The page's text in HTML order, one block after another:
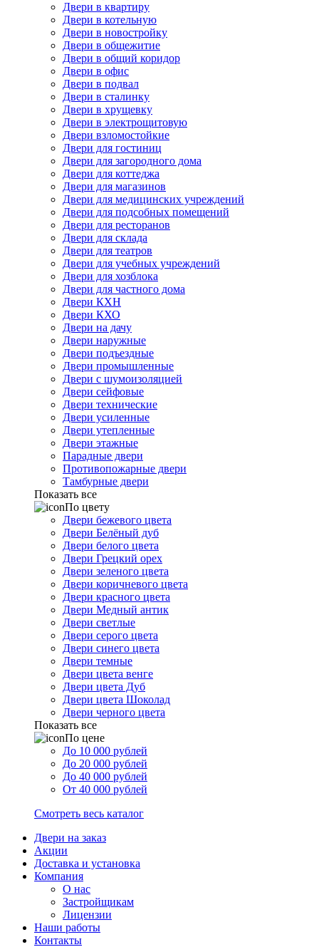
Двери в квартиру
Двери в котельную
Двери в новостройку
Двери в общежитие
Двери в общий коридор
Двери в офис
Двери в подвал
Двери в сталинку
Двери в хрущевку
Двери в электрощитовую
Двери взломостойкие
Двери для гостиниц
Двери для загородного дома
Двери для коттеджа
Двери для магазинов
Двери для медицинских учреждений
Двери для подсобных помещений
Двери для ресторанов
Двери для склада
Двери для театров
Двери для учебных учреждений
Двери для хозблока
Двери для частного дома
Двери КХН
Двери КХО
Двери на дачу
Двери наружные
Двери подъездные
Двери промышленные
Двери с шумоизоляцией
Двери сейфовые
Двери технические
Двери усиленные
Двери утепленные
Двери этажные
Парадные двери
Противопожарные двери
Тамбурные двери
Показать все
По цвету
Двери бежевого цвета
Двери Белёный дуб
Двери белого цвета
Двери Грецкий орех
Двери зеленого цвета
Двери коричневого цвета
Двери красного цвета
Двери Медный антик
Двери светлые
Двери серого цвета
Двери синего цвета
Двери темные
Двери цвета венге
Двери цвета Дуб
Двери цвета Шоколад
Двери черного цвета
Показать все
По цене
До 10 000 рублей
До 20 000 рублей
До 40 000 рублей
От 40 000 рублей
Смотреть весь каталог
Двери на заказ
Акции
Доставка и установка
Компания
О нас
Застройщикам
Лицензии
Наши работы
Контакты